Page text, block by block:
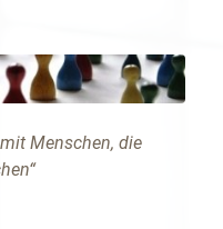
Menschen, die